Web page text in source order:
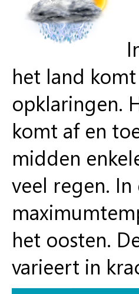
het land
opklaringen.
komt af en
midden
veel regen.
het oosten.
varieert in